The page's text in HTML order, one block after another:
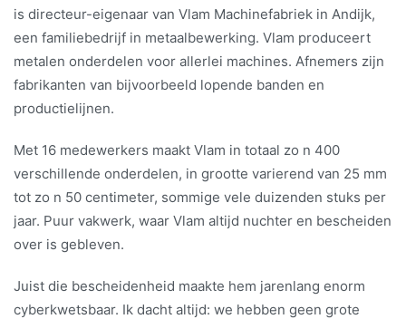
is directeur-eigenaar van Vlam Machinefabriek in Andijk,
een familiebedrijf in metaalbewerking. Vlam produceert
metalen onderdelen voor allerlei machines. Afnemers zijn
fabrikanten van bijvoorbeeld lopende banden en
productielijnen.
Met 16 medewerkers maakt Vlam in totaal zo n 400
verschillende onderdelen, in grootte varierend van 25 mm
tot zo n 50 centimeter, sommige vele duizenden stuks per
jaar. Puur vakwerk, waar Vlam altijd nuchter en bescheiden
over is gebleven.
Juist die bescheidenheid maakte hem jarenlang enorm
cyberkwetsbaar. Ik dacht altijd: we hebben geen grote